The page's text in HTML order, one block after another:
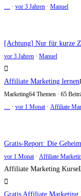
… · vor 3 Jahren · Manuel
[Achtung] Nur für kurze
vor 3 Jahren · Manuel
Affiliate Marketing lernen
Marketing64 Themen · 65
… · vor 1 Monat· Affiliate
Gratis-Report: Die
vor 1 Monat· Affiliate
Affiliate Marketing Kurse
Gratis Affiliate Marketing